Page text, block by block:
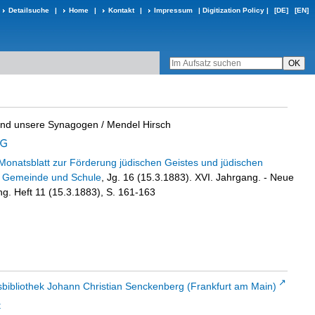
Detailsuche | Home | Kontakt | Impressum | Digitization Policy | [DE] [EN]
unsere Synagogen / Mendel Hirsch
zur Förderung jüdischen Geistes und jüdischen
und Schule , Jg. 16 (15.3.1883). XVI. Jahrgang. - Neue
Heft 11 (15.3.1883), S. 161-163
Johann Christian Senckenberg (Frankfurt am Main)